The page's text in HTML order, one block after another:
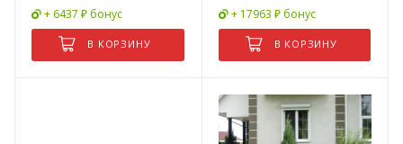
+ 6437 ₽ бонус
В КОРЗИНУ
+ 17963 ₽ бонус
В КОРЗИНУ